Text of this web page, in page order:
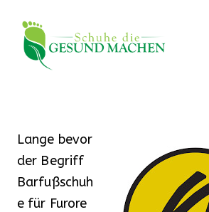
Lange bevor
der Begriff
Barfußschuh
e für Furore